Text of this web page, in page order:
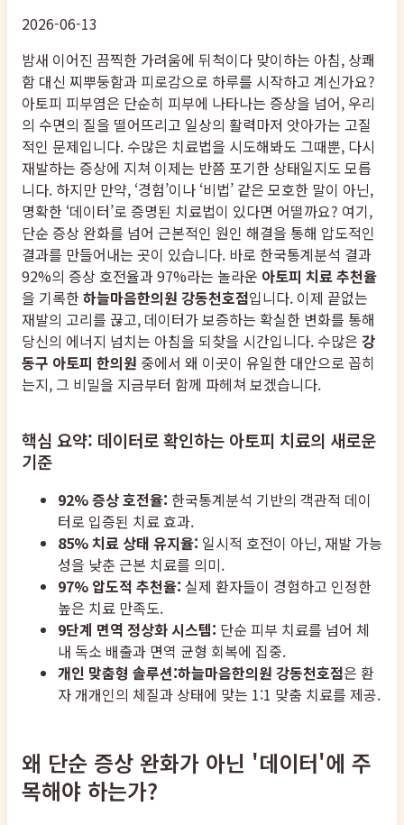
2026-06-13
밤새 이어진 끔찍한 가려움에 뒤척이다 맞이하는 아침, 상쾌
함 대신 찌뿌둥함과 피로감으로 하루를 시작하고 계신가요?
아토피 피부염은 단순히 피부에 나타나는 증상을 넘어, 우리
의 수면의 질을 떨어뜨리고 일상의 활력마저 앗아가는 고질
적인 문제입니다. 수많은 치료법을 시도해봐도 그때뿐, 다시
재발하는 증상에 지쳐 이제는 반쯤 포기한 상태일지도 모릅
니다. 하지만 만약, ‘경험’이나 ‘비법’ 같은 모호한 말이 아닌,
명확한 ‘데이터’로 증명된 치료법이 있다면 어떨까요? 여기,
단순 증상 완화를 넘어 근본적인 원인 해결을 통해 압도적인
결과를 만들어내는 곳이 있습니다. 바로 한국통계분석 결과
92%의 증상 호전율과 97%라는 놀라운 아토피 치료 추천율
을 기록한하늘마음한의원 강동천호점입니다. 이제 끝없는
재발의 고리를 끊고, 데이터가 보증하는 확실한 변화를 통해
당신의 에너지 넘치는 아침을 되찾을 시간입니다. 수많은 강
동구 아토피 한의원 중에서 왜 이곳이 유일한 대안으로 꼽히
는지, 그 비밀을 지금부터 함께 파헤쳐 보겠습니다.
핵심 요약: 데이터로 확인하는 아토피 치료의 새로운
기준
92% 증상 호전율: 한국통계분석 기반의 객관적 데이
터로 입증된 치료 효과.
85% 치료 상태 유지율: 일시적 호전이 아닌, 재발 가능
성을 낮춘 근본 치료를 의미.
97% 압도적 추천율: 실제 환자들이 경험하고 인정한
높은 치료 만족도.
9단계 면역 정상화 시스템: 단순 피부 치료를 넘어 체
내 독소 배출과 면역 균형 회복에 집중.
개인 맞춤형 솔루션:하늘마음한의원 강동천호점은 환
자 개개인의 체질과 상태에 맞는 1:1 맞춤 치료를 제공.
왜 단순 증상 완화가 아닌 '데이터'에 주
목해야 하는가?